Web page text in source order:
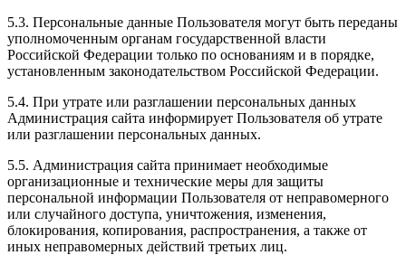
5.3. Персональные данные Пользователя могут быть переданы
уполномоченным органам государственной власти
Российской Федерации только по основаниям и в порядке,
установленным законодательством Российской Федерации.
5.4. При утрате или разглашении персональных данных
Администрация сайта информирует Пользователя об утрате
или разглашении персональных данных.
5.5. Администрация сайта принимает необходимые
организационные и технические меры для защиты
персональной информации Пользователя от неправомерного
или случайного доступа, уничтожения, изменения,
блокирования, копирования, распространения, а также от
иных неправомерных действий третьих лиц.